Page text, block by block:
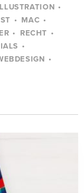
MAC
RECHT